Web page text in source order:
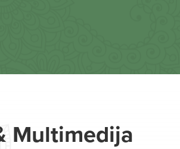
Multimedija